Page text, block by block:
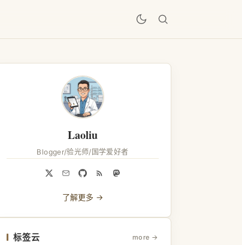
Laoliu
Blogger/验光师/国学爱好者
了解更多 →
标签云 more →